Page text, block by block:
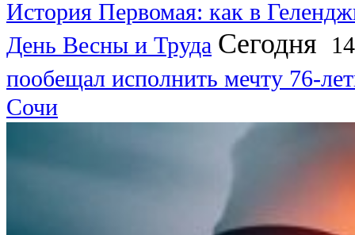
История Первомая: как в
День Весны и Труда Сегодня
пообещал исполнить мечту 76-
Сочи